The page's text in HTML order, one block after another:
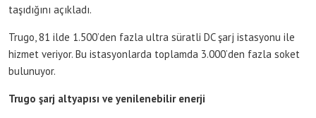
taşıdığını açıkladı.
Trugo, 81 ilde 1.500’den fazla ultra süratli DC şarj istasyonu ile
hizmet veriyor. Bu istasyonlarda toplamda 3.000’den fazla soket
bulunuyor.
Trugo şarj altyapısı ve yenilenebilir enerji